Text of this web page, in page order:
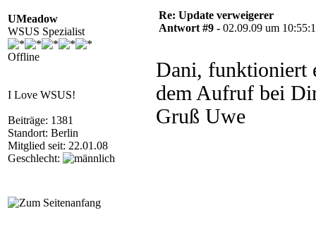
UMeadow
WSUS Spezialist
Offline
I Love WSUS!
Beiträge: 1381
Standort: Berlin
Mitglied seit: 22.01.08
Geschlecht:
Re: Update verweigerer
Antwort #9 - 02.09.09 um
Dani, funktioniert
dem Aufruf bei
Gruß Uwe